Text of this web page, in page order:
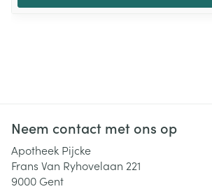
Neem contact met ons op
Apotheek Pijcke
Frans Van Ryhovelaan 221
9000 Gent